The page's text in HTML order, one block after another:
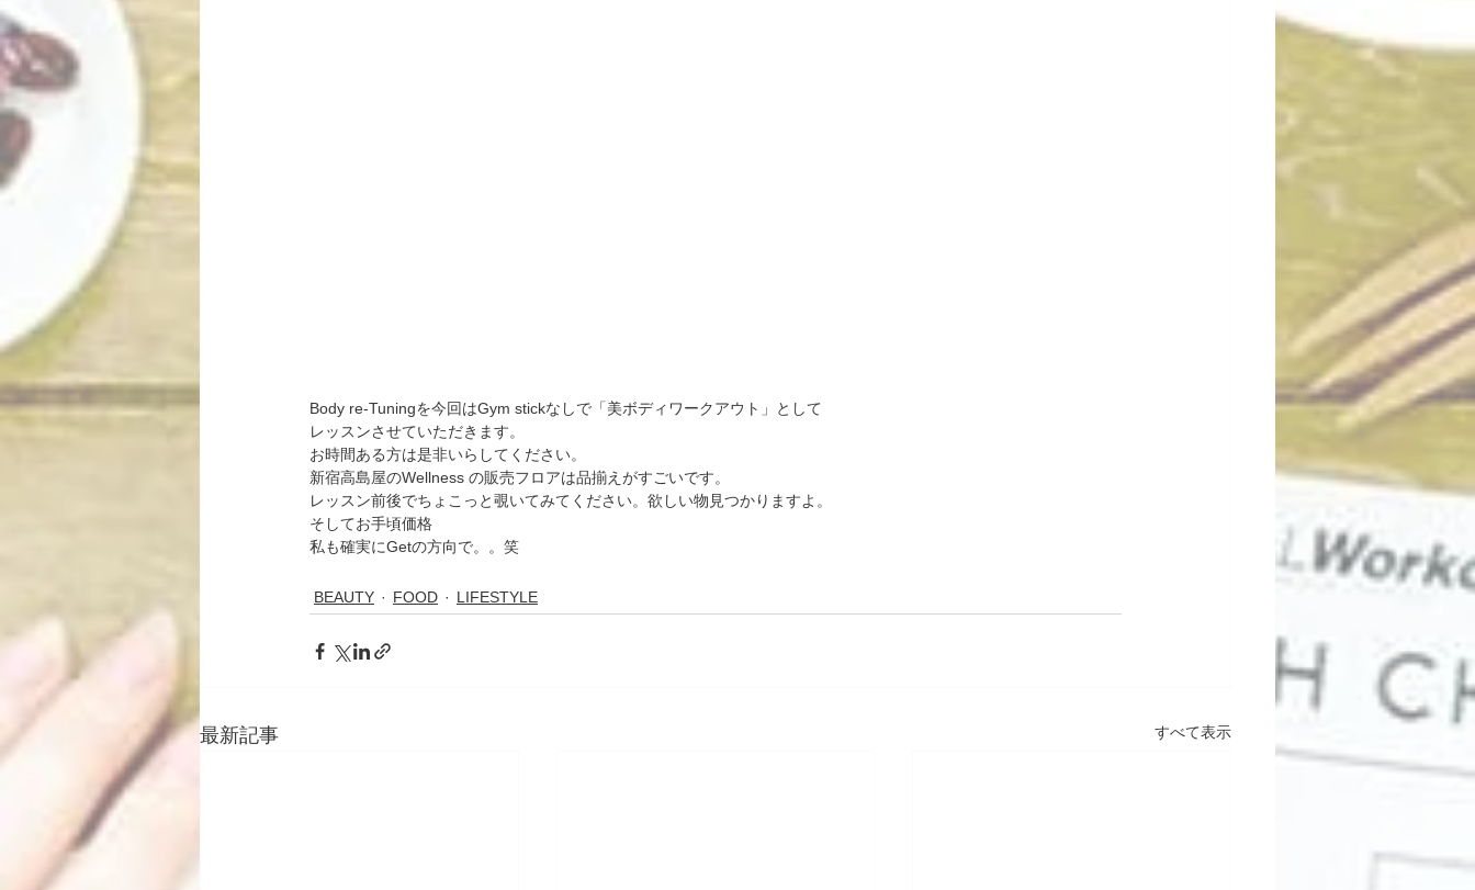
Body re-Tuningを今回はGym stickなしで「美ボディワークアウト」として
レッスンさせていただきます。
お時間ある方は是非いらしてください。
新宿高島屋のWellness の販売フロアは品揃えがすごいです。
レッスン前後でちょこっと覗いてみてください。欲しい物見つかりますよ。
そしてお手頃価格
私も確実にGetの方向で。。笑
BEAUTY FOOD LIFESTYLE
最新記事 すべて表示